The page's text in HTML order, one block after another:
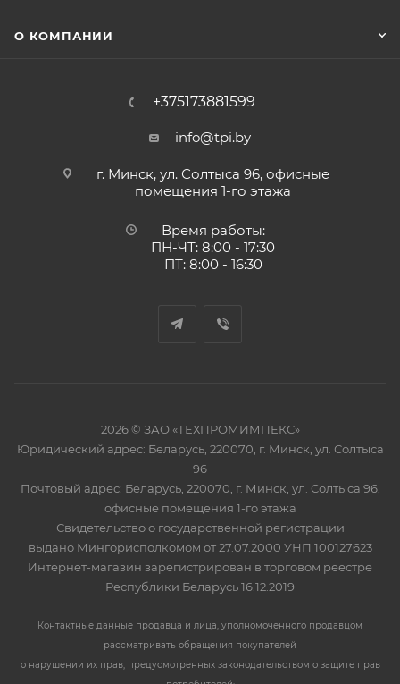
О КОМПАНИИ
+375173881599
info@tpi.by
г. Минск, ул. Солтыса 96, офисные
помещения 1-го этажа
Время работы:
ПН-ЧТ: 8:00 - 17:30
ПТ: 8:00 - 16:30
2026 © ЗАО «ТЕХПРОМИМПЕКС»
Юридический адрес: Беларусь, 220070, г. Минск, ул. Солтыса
96
Почтовый адрес: Беларусь, 220070, г. Минск, ул. Солтыса 96,
офисные помещения 1-го этажа
Свидетельство о государственной регистрации
выдано Мингорисполкомом от 27.07.2000 УНП 100127623
Интернет-магазин зарегистрирован в торговом реестре
Республики Беларусь 16.12.2019
Контактные данные продавца и лица, уполномоченного продавцом
рассматривать обращения покупателей
о нарушении их прав, предусмотренных законодательством о защите прав